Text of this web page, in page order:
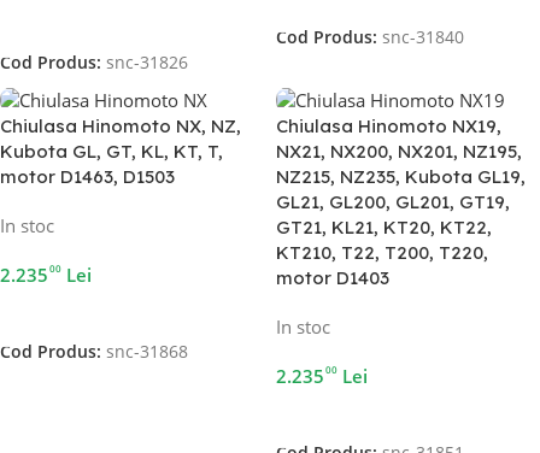
Cod Produs: snc-31826
Cod Produs: snc-31840
Chiulasa Hinomoto NX, NZ,
Kubota GL, GT, KL, KT, T,
motor D1463, D1503
In stoc
2.23500 Lei
Cod Produs: snc-31868
Chiulasa Hinomoto NX19,
NX21, NX200, NX201, NZ195,
NZ215, NZ235, Kubota GL19,
GL21, GL200, GL201, GT19,
GT21, KL21, KT20, KT22,
KT210, T22, T200, T220,
motor D1403
In stoc
2.23500 Lei